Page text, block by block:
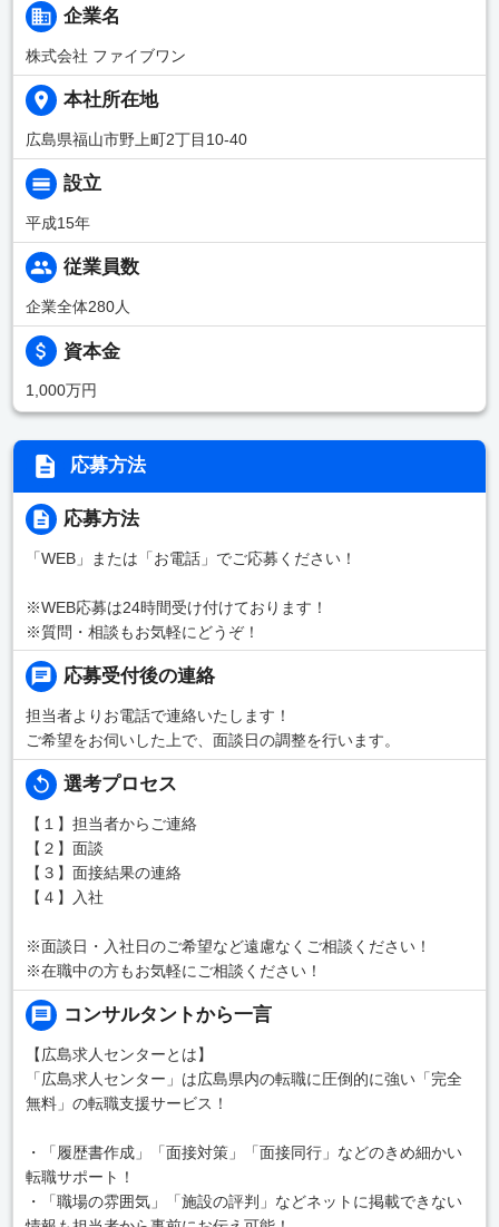
企業名
株式会社 ファイブワン
本社所在地
広島県福山市野上町2丁目10-40
設立
平成15年
従業員数
企業全体280人
資本金
1,000万円
応募方法
応募方法
「WEB」または「お電話」でご応募ください！
※WEB応募は24時間受け付けております！
※質問・相談もお気軽にどうぞ！
応募受付後の連絡
担当者よりお電話で連絡いたします！
ご希望をお伺いした上で、面談日の調整を行います。
選考プロセス
【１】担当者からご連絡
【２】面談
【３】面接結果の連絡
【４】入社
※面談日・入社日のご希望など遠慮なくご相談ください！
※在職中の方もお気軽にご相談ください！
コンサルタントから一言
【広島求人センターとは】
「広島求人センター」は広島県内の転職に圧倒的に強い「完全
無料」の転職支援サービス！
・「履歴書作成」「面接対策」「面接同行」などのきめ細かい
転職サポート！
・「職場の雰囲気」「施設の評判」などネットに掲載できない